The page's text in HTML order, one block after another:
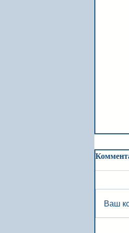
Ваш